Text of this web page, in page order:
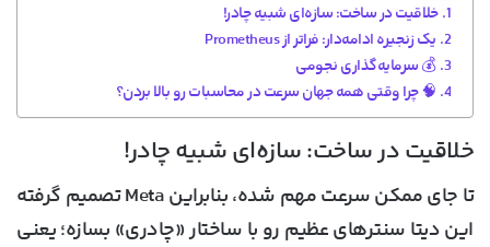
خلاقیت در ساخت: سازه‌ای شبیه چادر!
یک زنجیره ادامه‌دار:‌ فراتر از Prometheus
💰 سرمایه‌گذاری نجومی
🧠 چرا وقتی همه جهان سرعت در محاسبات رو بالا بردن؟
خلاقیت در ساخت: سازه‌ای شبیه چادر!
تا جای ممکن سرعت مهم شده، بنابراین Meta تصمیم گرفته
این دیتا سنترهای عظیم رو با ساختار «چادری» بسازه؛ یعنی